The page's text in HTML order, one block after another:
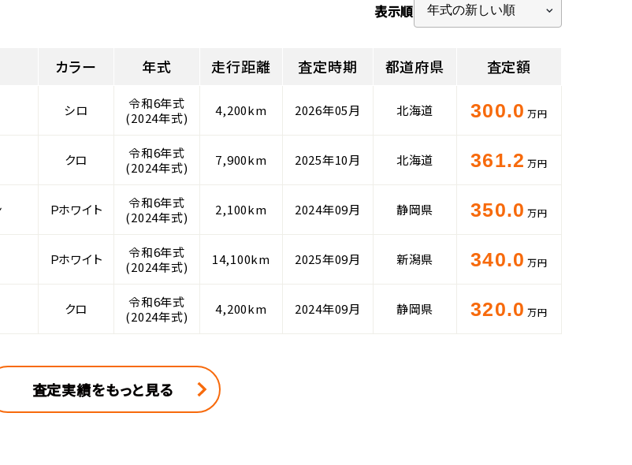
表示順
カラー 年式 走行距離 査定時期 都道府県 査定額
シロ
令和6年式
(2024年式)
4,200km 2026年05月 北海道 300.0 万円
クロ
令和6年式
(2024年式)
7,900km 2025年10月 北海道 361.2 万円
Ｐホワイト
令和6年式
(2024年式)
2,100km 2024年09月 静岡県 350.0 万円
Ｐホワイト
令和6年式
(2024年式)
14,100km 2025年09月 新潟県 340.0 万円
クロ
令和6年式
(2024年式)
4,200km 2024年09月 静岡県 320.0 万円
査定実績をもっと見る